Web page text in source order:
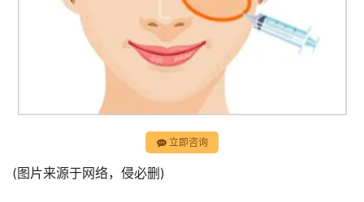
立即咨询
(图片来源于网络，侵必删)